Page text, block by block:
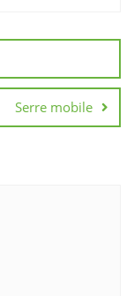
Serre mobile